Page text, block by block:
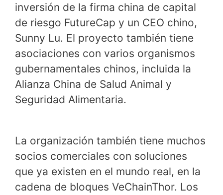
inversión de la firma china de capital
de riesgo FutureCap y un CEO chino,
Sunny Lu. El proyecto también tiene
asociaciones con varios organismos
gubernamentales chinos, incluida la
Alianza China de Salud Animal y
Seguridad Alimentaria.
La organización también tiene muchos
socios comerciales con soluciones
que ya existen en el mundo real, en la
cadena de bloques VeChainThor. Los